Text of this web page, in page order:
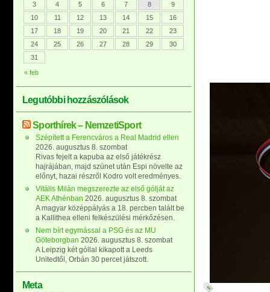
« feb
3
4 5 6 7 8
9
10
11 12 13 14 15
16
17
18 19 20 21 22
23
24
25 26 27 28 29
30
31
Legutóbbi hozzászólások
Sporthírek – NemzetiSport
Szépített a Ferencváros a Real Madrid ellen
2026. augusztus 8. szombat
Rivas fejelt a kapuba az első játékrész
hajrájában, majd szünet után Espi növelte az
előnyt, hazai részről Kodro volt eredményes.
Vitális Milán megszerezte az első gólját az
AEK Athénban 2026. augusztus 8. szombat
A magyar középpályás a 18. percben talált be
a Kallithea elleni felkészülési mérkőzésen.
Nem bírt egymással a PSG és az MU
Göteborgban 2026. augusztus 8. szombat
A Leipzig két góllal kikapott a Leeds
Unitedtől, Orbán 30 percet játszott.
Meta